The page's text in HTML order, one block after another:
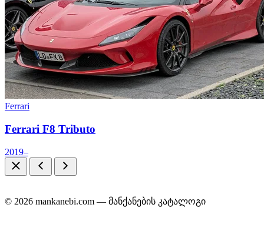
Ferrari
Ferrari F8 Tributo
2019–
© 2026 mankanebi.com — მანქანების კატალოგი